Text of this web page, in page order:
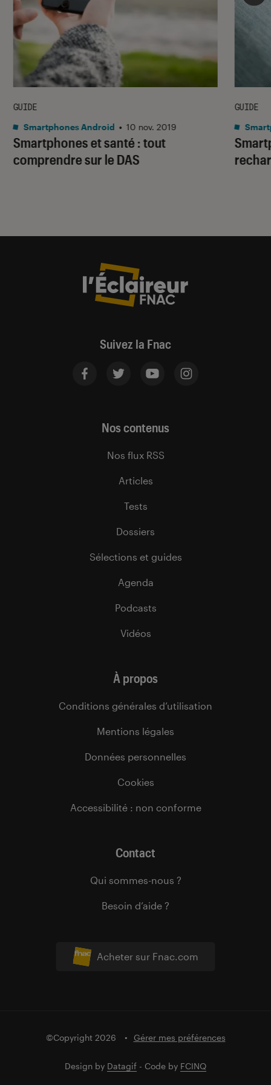
Smartphones et santé : tout
comprendre sur le DAS
GUIDE
Smartphones Android • 10 nov. 2019
GUIDE
Suivez la Fnac
Acheter sur Fnac.com
Nos contenus
Nos flux RSS
Articles
Tests
Dossiers
Sélections et guides
Agenda
Podcasts
Vidéos
À propos
Conditions générales d’utilisation
Mentions légales
Données personnelles
Cookies
Accessibilité : non conforme
Contact
Qui sommes-nous ?
Besoin d’aide ?
©Copyright 2026 Gérer mes préférences
Design by Datagif - Code by FCINQ